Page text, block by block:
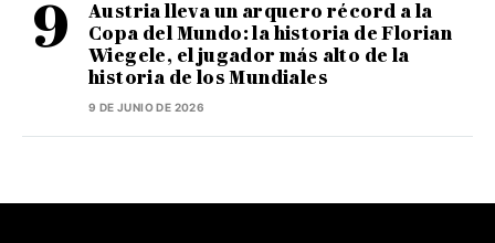
Austria lleva un arquero récord a la
Copa del Mundo: la historia de Florian
Wiegele, el jugador más alto de la
historia de los Mundiales
9 DE JUNIO DE 2026